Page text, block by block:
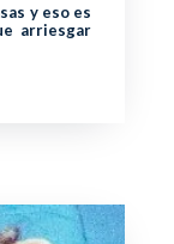
y eso es
arriesgar